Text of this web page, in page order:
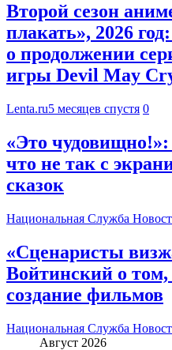
Второй сезон
плакать», 2026
о продолжении
игры Devil May
Lenta.ru5 месяцев спустя 0
«Это
что не так с
сказок
Национальная Служба
«Сценаристы
Войтинский о
создание фильмов
Национальная Служба
Август 2026